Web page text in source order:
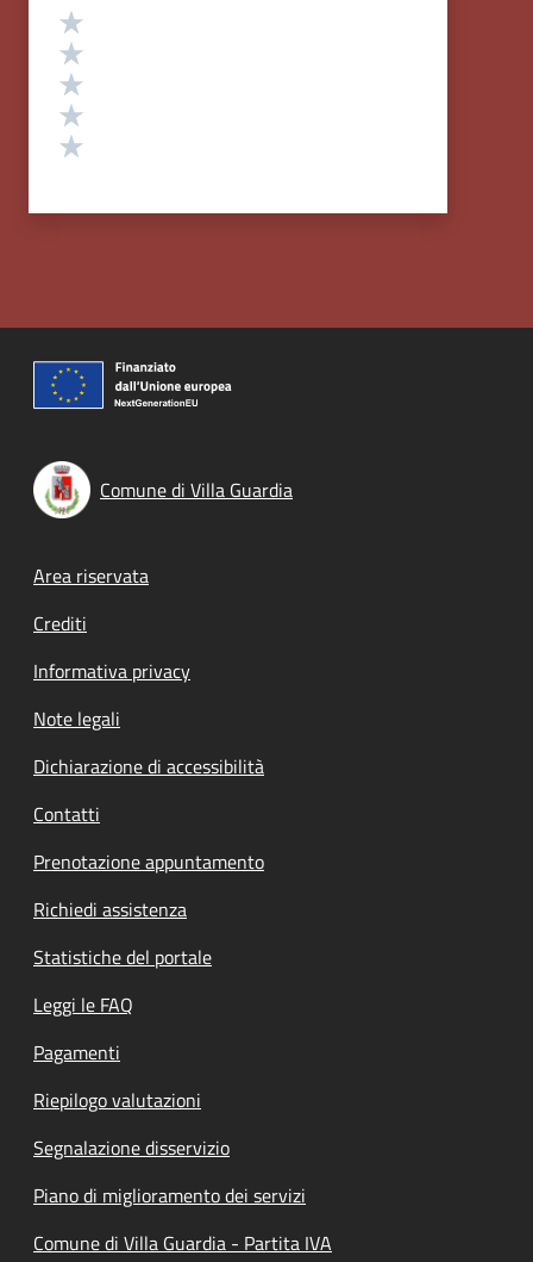
Valutazione
Comune di Villa Guardia
Footer menu
Area riservata
Crediti
Informativa privacy
Note legali
Dichiarazione di accessibilità
Contatti
Prenotazione appuntamento
Richiedi assistenza
Statistiche del portale
Leggi le FAQ
Pagamenti
Riepilogo valutazioni
Segnalazione disservizio
Piano di miglioramento dei servizi
Comune di Villa Guardia - Partita IVA